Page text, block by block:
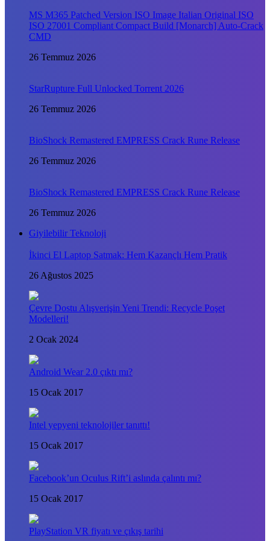
MS M365 Patched Version ISO Image Italian Original ISO
ISO 27001 Compliant Compact Build [Monarch] Auto-Crack
CMD
26 Temmuz 2026
StarRupture Full Unlocked Torrent 2026
26 Temmuz 2026
BioShock Remastered EMPRESS Crack Rune Release
26 Temmuz 2026
BioShock Remastered EMPRESS Crack Rune Release
26 Temmuz 2026
Giyilebilir Teknoloji
İkinci El Laptop Satmak: Hem Kazançlı Hem Pratik
26 Ağustos 2025
Çevre Dostu Alışverişin Yeni Trendi: Recycle Poşet
Modelleri!
2 Ocak 2024
Android Wear 2.0 çıktı mı?
15 Ocak 2017
Intel yepyeni teknolojiler tanıttı!
15 Ocak 2017
Facebook’un Oculus Rift’i aslında çalıntı mı?
15 Ocak 2017
PlayStation VR fiyatı ve çıkış tarihi